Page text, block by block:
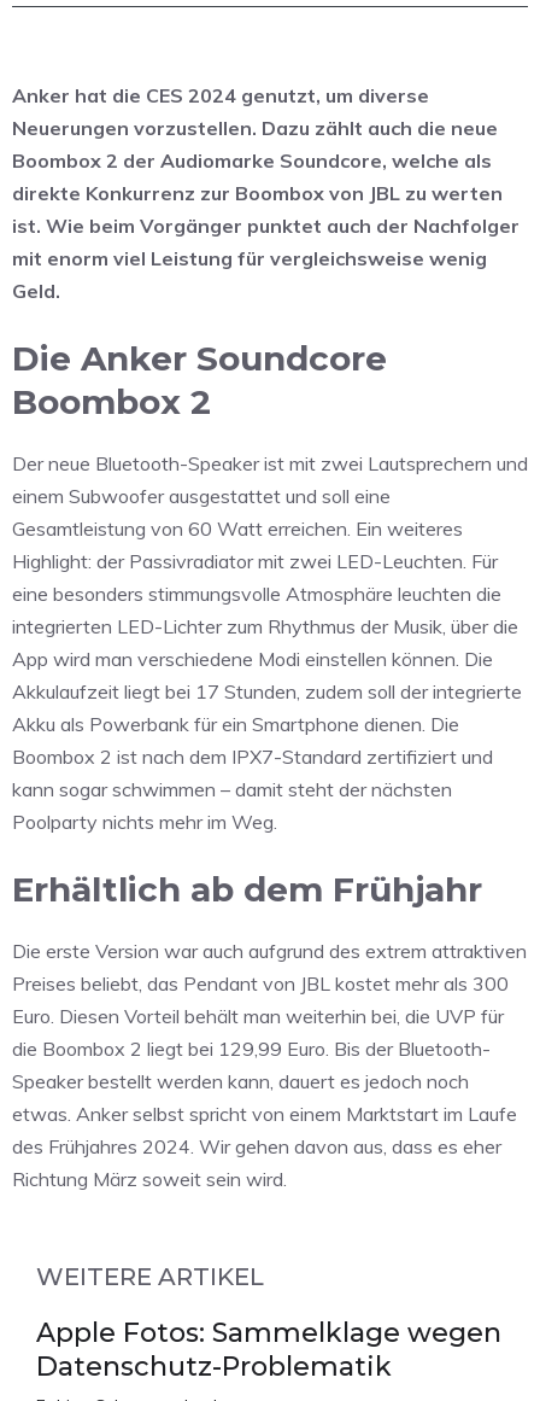
Anker hat die CES 2024 genutzt, um diverse
Neuerungen vorzustellen. Dazu zählt auch die neue
Boombox 2 der Audiomarke Soundcore, welche als
direkte Konkurrenz zur Boombox von JBL zu werten
ist. Wie beim Vorgänger punktet auch der Nachfolger
mit enorm viel Leistung für vergleichsweise wenig
Geld.
Die Anker Soundcore
Boombox 2
Der neue Bluetooth-Speaker ist mit zwei Lautsprechern und
einem Subwoofer ausgestattet und soll eine
Gesamtleistung von 60 Watt erreichen. Ein weiteres
Highlight: der Passivradiator mit zwei LED-Leuchten. Für
eine besonders stimmungsvolle Atmosphäre leuchten die
integrierten LED-Lichter zum Rhythmus der Musik, über die
App wird man verschiedene Modi einstellen können. Die
Akkulaufzeit liegt bei 17 Stunden, zudem soll der integrierte
Akku als Powerbank für ein Smartphone dienen. Die
Boombox 2 ist nach dem IPX7-Standard zertifiziert und
kann sogar schwimmen – damit steht der nächsten
Poolparty nichts mehr im Weg.
Erhältlich ab dem Frühjahr
Die erste Version war auch aufgrund des extrem attraktiven
Preises beliebt, das Pendant von JBL kostet mehr als 300
Euro. Diesen Vorteil behält man weiterhin bei, die UVP für
die Boombox 2 liegt bei 129,99 Euro. Bis der Bluetooth-
Speaker bestellt werden kann, dauert es jedoch noch
etwas. Anker selbst spricht von einem Marktstart im Laufe
des Frühjahres 2024. Wir gehen davon aus, dass es eher
Richtung März soweit sein wird.
WEITERE ARTIKEL
Apple Fotos: Sammelklage wegen
Datenschutz-Problematik